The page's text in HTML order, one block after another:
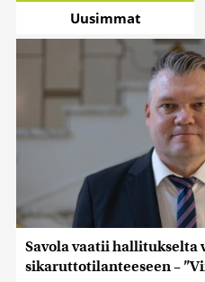
Uusimmat
Savola vaatii
sikaruttotilanteeseen –